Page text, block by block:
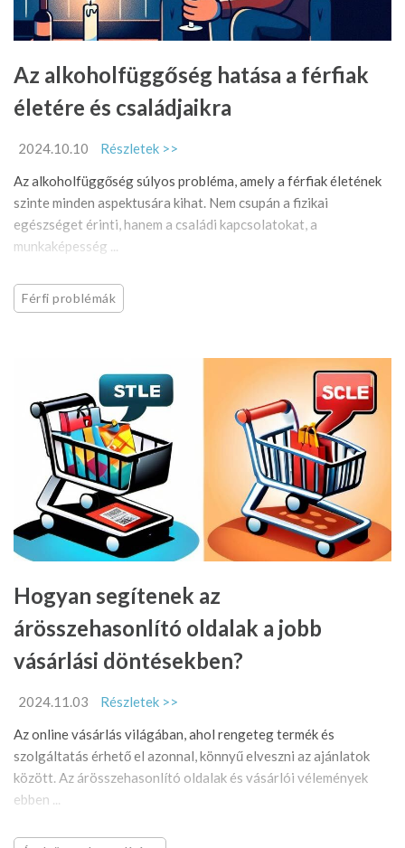
Az alkoholfüggőség hatása a férfiak
életére és családjaikra
2024.10.10
Részletek >>
Az alkoholfüggőség súlyos probléma, amely a férfiak életének
szinte minden aspektusára kihat. Nem csupán a fizikai
egészséget érinti, hanem a családi kapcsolatokat, a
munkaképesség ...
Férfi problémák
Hogyan segítenek az
árösszehasonlító oldalak a jobb
vásárlási döntésekben?
2024.11.03
Részletek >>
Az online vásárlás világában, ahol rengeteg termék és
szolgáltatás érhető el azonnal, könnyű elveszni az ajánlatok
között. Az árösszehasonlító oldalak és vásárlói vélemények
ebben ...